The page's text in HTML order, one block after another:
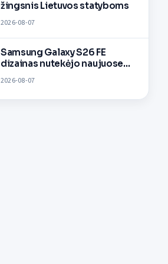
žingsnis Lietuvos statyboms
2026-08-07
Samsung Galaxy S26 FE
dizainas nutekėjo naujuose
2026-08-07